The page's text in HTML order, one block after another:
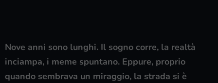
Nove anni sono lunghi. Il sogno corre, la realtà
inciampa, i meme spuntano. Eppure, proprio
quando sembrava un miraggio, la strada si è